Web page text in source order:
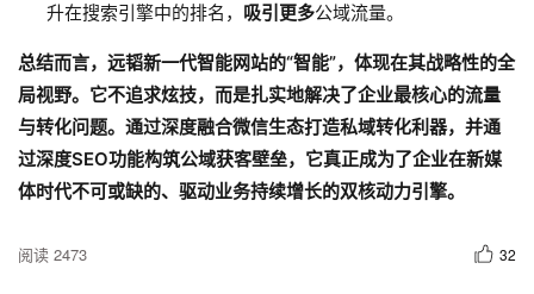
升在搜索引擎中的排名，​ 吸引更多公域流量。
总结而言，远韬新一代智能网站的“智能”，体现在其战略性的全
局视野。它不追求炫技，而是扎实地解决了企业最核心的流量
与转化问题。通过深度融合微信生态打造私域转化利器，并通
过深度SEO功能构筑公域获客壁垒，它真正成为了企业在新媒
体时代不可或缺的、驱动业务持续增长的双核动力引擎。​
阅读 2473 32